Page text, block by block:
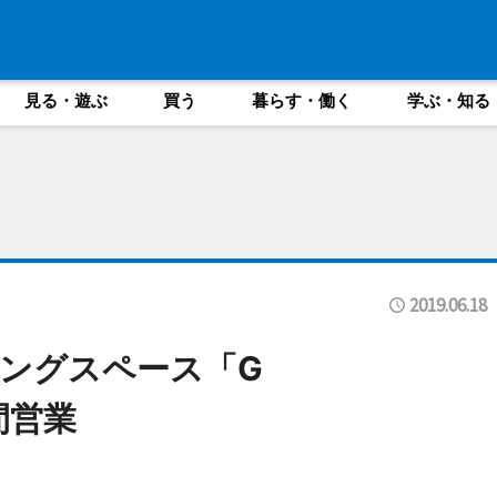
見る・遊ぶ 買う 暮らす・働く 学ぶ・知る
2019.06.18
グスペース「G
業